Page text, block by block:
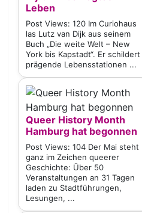
Leben
Post Views: 120 Im Curiohaus
las Lutz van Dijk aus seinem
Buch „Die weite Welt – New
York bis Kapstadt“. Er schildert
prägende Lebensstationen ...
Queer History Month
Hamburg hat begonnen
Post Views: 104 Der Mai steht
ganz im Zeichen queerer
Geschichte: Über 50
Veranstaltungen an 31 Tagen
laden zu Stadtführungen,
Lesungen, ...